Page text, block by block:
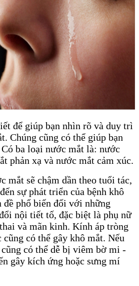
để giúp bạn nhìn rõ và duy trì
Chúng cũng có thể giúp bạn
ba loại nước mắt là: nước
phản xạ và nước mắt cảm xúc.
mắt sẽ chậm dần theo tuổi tác,
sự phát triển của bệnh khô
đề phổ biến đối với những
nội tiết tố, đặc biệt là phụ nữ
và mãn kinh. Kính áp tròng
có thể gây khô mắt. Nếu
có thể dễ bị viêm bờ mi -
gây kích ứng hoặc sưng mí